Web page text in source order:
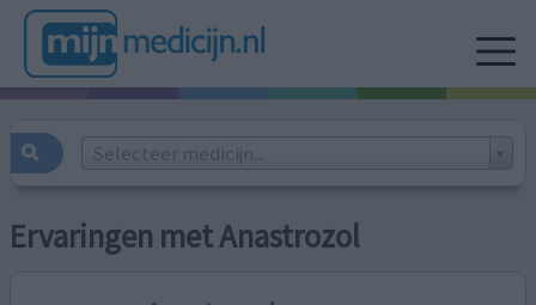
Selecteer medicijn...
Ervaringen met Anastrozol